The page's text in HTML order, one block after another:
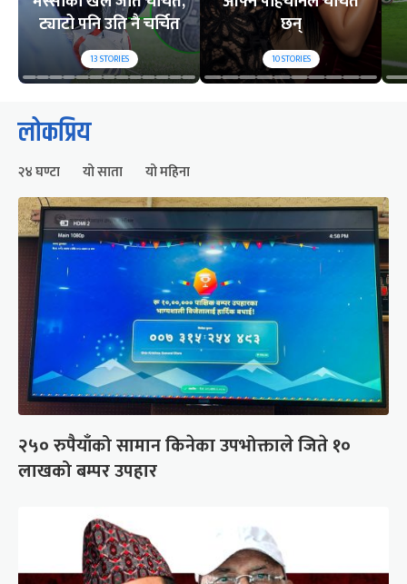
ट्याटो पनि उति नै चर्चित
13STORIES
छन्
10STORIES
लोकप्रिय
२४ घण्टा यो साता यो महिना
२५० रुपैयाँको सामान किनेका उपभोक्ताले जिते १०
लाखको बम्पर उपहार